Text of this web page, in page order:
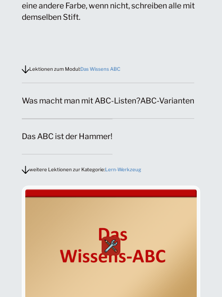
eine andere Farbe, wenn nicht, schreiben alle mit
demselben Stift.
Lektionen zum Modul:Das Wissens ABC
Was macht man mit ABC-Listen?ABC-Varianten
Das ABC ist der Hammer!
weitere Lektionen zur Kategorie:Lern-Werkzeug